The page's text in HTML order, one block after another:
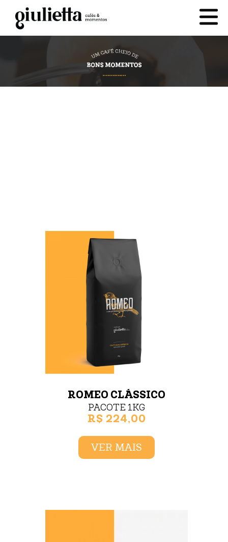
cesta 0
QUEM SOMOS
CONTATO
ROMEO CLÁSSICO
PACOTE 1KG
R$ 224,00
VER MAIS